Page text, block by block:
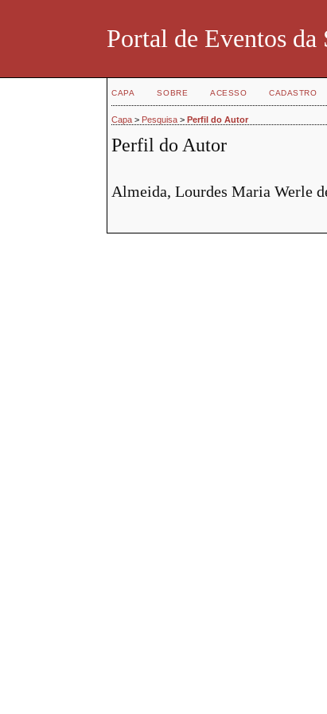
Portal de Eventos
CAPA SOBRE ACESSO CADASTRO
Capa > Pesquisa >Perfil do Autor
Perfil do Autor
Almeida, Lourdes Maria Werle